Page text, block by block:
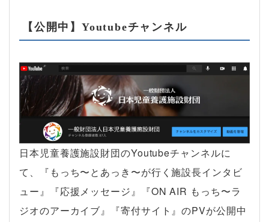
【公開中】Youtubeチャンネル
日本児童養護施設財団のYoutubeチャンネルに
て、『もっち〜とあっき〜が行く施設長インタビ
ュー』『応援メッセージ』『ON AIR もっち〜ラ
ジオのアーカイブ』『寄付サイト』のPVが公開中